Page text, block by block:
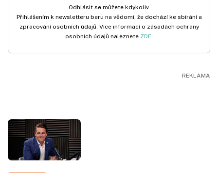
Odhlásit se můžete kdykoliv.
Přihlášením k newsletteru beru na vědomí, že dochází ke sbírání a
zpracování osobních údajů. Více informací o zásadách ochrany
osobních údajů naleznete ZDE.